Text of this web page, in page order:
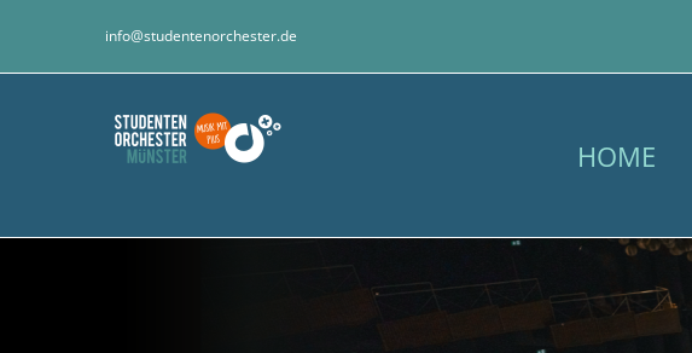
info@studentenorchester.de
HOME